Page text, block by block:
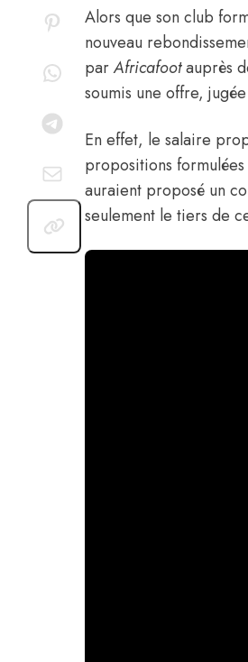
Alors que son club
nouveau
parAfricafootauprès
soumis une offre,
En effet, le salaire
propositions
auraient proposé un
seulement le tiers de